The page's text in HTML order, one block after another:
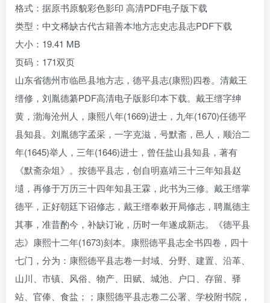
格式：据原书原貌彩色影印 高清PDF电子版下载
类型：中文稀缺古代古籍善本地方志史志县志PDF下载
大小：19.41 MB
页码：171双页
山东省德州市临邑县地方志，德平县志(康熙)四卷。清戴王
缙修，刘胤德纂PDF高清电子版影印本下载。戴王缙字绅
黄，渤海沧州人，康熙八年(1669)进士，九年(1670)任德平
县知县。刘胤德字孟采，一字克滋，号默斋，邑人，顺治二
年(1645)举人，三年(1646)进士，曾任盐山县知县，著有
《默斋杂俎》。按德平县志，创自明嘉靖三十三年知县赵
壝，再修于万历三十四年知县王霖，此书为三修。戴王缙掌
德平，正好朝廷下诏修志，戴王缙奉敕开局修志，聘胤德主
其事，准昔酌今，补缺订讹，历时一年遂成新志。《德平县
志》康熙十二年(1673)刻本。康熙德平县志全书四卷，四十
七门，分为：康熙德平县志卷一封域、分野、建置、沿革、
山川、市镇、风俗、物产、田赋、城池、户口、存留、驿
站、官俸、食盐；；康熙德平县志卷二公署、学校附书院，